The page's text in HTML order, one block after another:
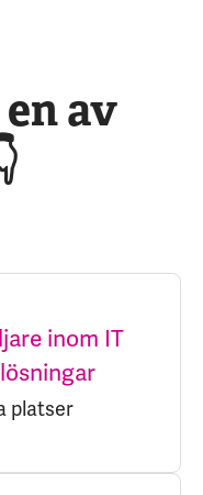
av
inom IT
platser